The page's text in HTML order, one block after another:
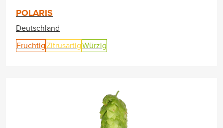
POLARIS
Deutschland
FruchtigZitrusartigWürzig